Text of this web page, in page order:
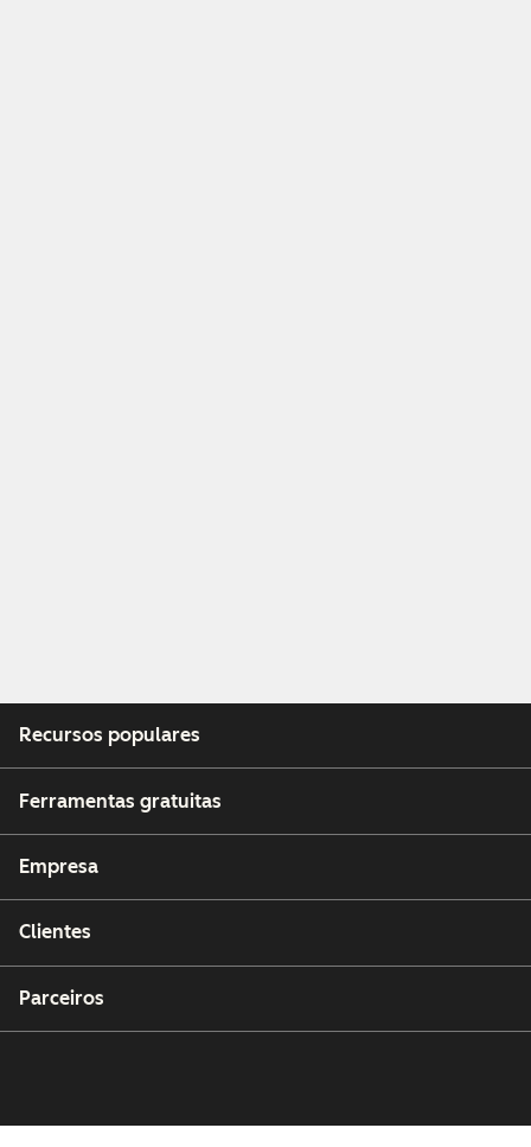
Recursos populares
Ferramentas gratuitas
Empresa
Clientes
Parceiros